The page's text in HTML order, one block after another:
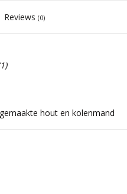
Reviews (0)
hout en kolenmand